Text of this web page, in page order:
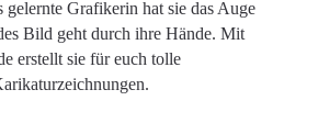
Grafikerin hat sie das Auge
Bild geht durch ihre Hände. Mit
erstellt sie für euch tolle